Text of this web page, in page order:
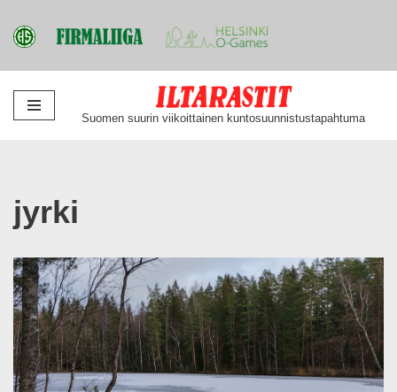
Siirry
Suomen suurin viikoittainen kuntosuunnistustapahtuma
jyrki